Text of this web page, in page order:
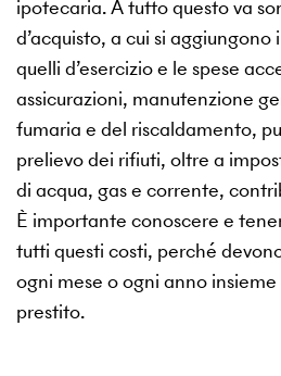
ipotecaria. A tutto questo va
d’acquisto, a cui si
quelli d’esercizio e le spese
assicurazioni, manutenzione
fumaria e del riscaldamento,
prelievo dei rifiuti, oltre a
di acqua, gas e corrente,
È importante conoscere e
tutti questi costi, perché
ogni mese o ogni anno
prestito.